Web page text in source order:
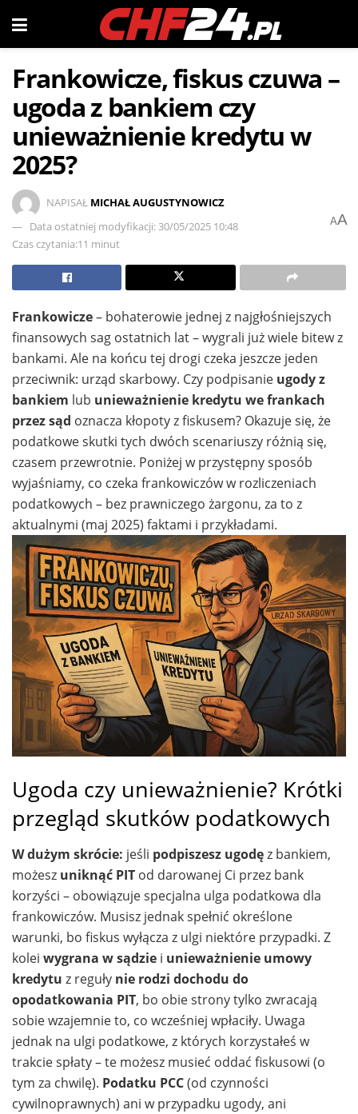
Frankowicze, fiskus czuwa –
ugoda z bankiem czy
unieważnienie kredytu w
2025?
NAPISAŁ MICHAŁ AUGUSTYNOWICZ
Data ostatniej modyfikacji: 30/05/2025 10:48
Czas czytania:11 minut
AA
Frankowicze– bohaterowie jednej z najgłośniejszych
finansowych sag ostatnich lat – wygrali już wiele bitew z
bankami. Ale na końcu tej drogi czeka jeszcze jeden
przeciwnik: urząd skarbowy. Czy podpisanie ugody z
bankiem lub unieważnienie kredytu we frankach
przez sąd oznacza kłopoty z fiskusem? Okazuje się, że
podatkowe skutki tych dwóch scenariuszy różnią się,
czasem przewrotnie. Poniżej w przystępny sposób
wyjaśniamy, co czeka frankowiczów w rozliczeniach
podatkowych – bez prawniczego żargonu, za to z
aktualnymi (maj 2025) faktami i przykładami.
Ugoda czy unieważnienie? Krótki
przegląd skutków podatkowych
W dużym skrócie: jeśli podpiszesz ugodęz bankiem,
możesz uniknąć PIT od darowanej Ci przez bank
korzyści – obowiązuje specjalna ulga podatkowa dla
frankowiczów. Musisz jednak spełnić określone
warunki, bo fiskus wyłącza z ulgi niektóre przypadki. Z
kolei wygrana w sądzie i unieważnienie umowy
kredytu z reguły nie rodzi dochodu do
opodatkowania PIT, bo obie strony tylko zwracają
sobie wzajemnie to, co wcześniej wpłaciły. Uwaga
jednak na ulgi podatkowe, z których korzystałeś w
trakcie spłaty – te możesz musieć oddać fiskusowi (o
tym za chwilę). Podatku PCC(od czynności
cywilnoprawnych) ani w przypadku ugody, ani